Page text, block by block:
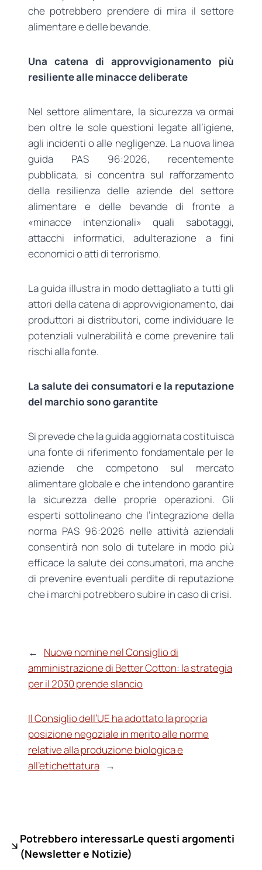
che potrebbero prendere di mira il settore
alimentare e delle bevande.
Una catena di approvvigionamento più
resiliente alle minacce deliberate
Nel settore alimentare, la sicurezza va ormai
ben oltre le sole questioni legate all’igiene,
agli incidenti o alle negligenze. La nuova linea
guida PAS 96:2026, recentemente
pubblicata, si concentra sul rafforzamento
della resilienza delle aziende del settore
alimentare e delle bevande di fronte a
«minacce intenzionali» quali sabotaggi,
attacchi informatici, adulterazione a fini
economici o atti di terrorismo.
La guida illustra in modo dettagliato a tutti gli
attori della catena di approvvigionamento, dai
produttori ai distributori, come individuare le
potenziali vulnerabilità e come prevenire tali
rischi alla fonte.
La salute dei consumatori e la reputazione
del marchio sono garantite
Si prevede che la guida aggiornata costituisca
una fonte di riferimento fondamentale per le
aziende che competono sul mercato
alimentare globale e che intendono garantire
la sicurezza delle proprie operazioni. Gli
esperti sottolineano che l’integrazione della
norma PAS 96:2026 nelle attività aziendali
consentirà non solo di tutelare in modo più
efficace la salute dei consumatori, ma anche
di prevenire eventuali perdite di reputazione
che i marchi potrebbero subire in caso di crisi.
←
Nuove nomine nel Consiglio di
amministrazione di Better Cotton: la strategia
per il 2030 prende slancio
Il Consiglio dell’UE ha adottato la propria
posizione negoziale in merito alle norme
relative alla produzione biologica e
all’etichettatura →
Potrebbero interessarLe questi argomenti
(Newsletter e Notizie)